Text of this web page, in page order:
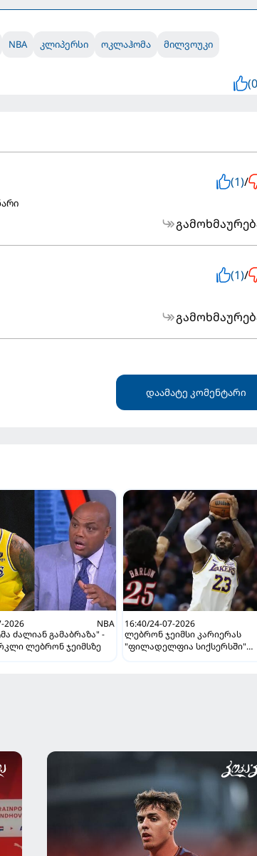
NBA კლიპერსი ოკლაჰომა მილვოუკი
(1)/
(1)/
დაამატე კომენტარი
2026
NBA
ძალიან გამაბრაზა" -
ლებრონ ჯეიმსზე
16:40/24-07-2026
ლებრონ ჯეიმსი კარიერას
"ფილადელფია სიქსერსში"